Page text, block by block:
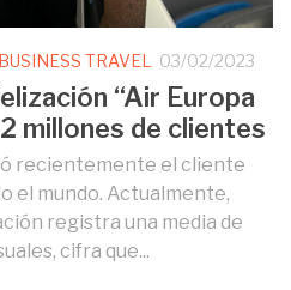
TRAVEL 03/02/2023
“Air Europa
millones de clientes
recientemente el cliente
el mundo. Actualmente,
registra una media de
cifra que...